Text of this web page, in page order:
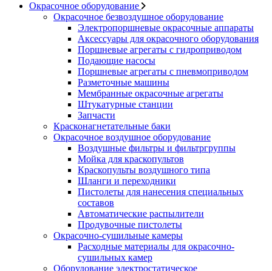
Окрасочное оборудование
Окрасочное безвоздушное оборудование
Электропоршневые окрасочные аппараты
Аксессуары для окрасочного оборудования
Поршневые агрегаты с гидроприводом
Подающие насосы
Поршневые агрегаты с пневмоприводом
Разметочные машины
Мембранные окрасочные агрегаты
Штукатурные станции
Запчасти
Красконагнетательные баки
Окрасочное воздушное оборудование
Воздушные фильтры и фильтргруппы
Мойка для краскопультов
Краскопульты воздушного типа
Шланги и переходники
Пистолеты для нанесения специальных
составов
Автоматические распылители
Продувочные пистолеты
Окрасочно-сушильные камеры
Расходные материалы для окрасочно-
сушильных камер
Оборудование электростатическое